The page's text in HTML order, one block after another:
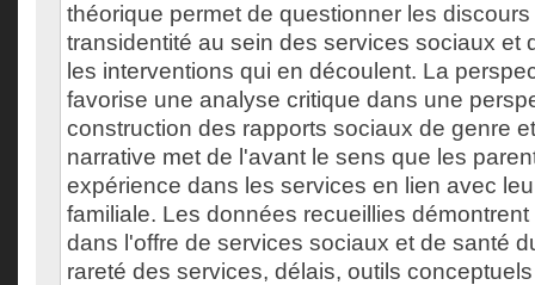
théorique permet de questionner les
transidentité au sein des services sociaux et
les interventions qui en découlent. La
favorise une analyse critique dans une
construction des rapports sociaux de genre
narrative met de l'avant le sens que les
expérience dans les services en lien avec
familiale. Les données recueillies
dans l'offre de services sociaux et de santé
rareté des services, délais, outils